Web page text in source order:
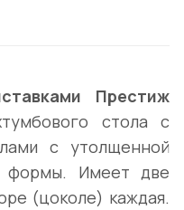
Престиж
стола с
с утолщенной
формы. Имеет две
(цоколе) каждая.